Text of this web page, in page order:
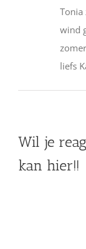
Tonia
wind
liefs
Wil je
kan hier!!